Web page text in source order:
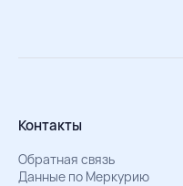
Контакты
Обратная связь
Данные по Меркурию